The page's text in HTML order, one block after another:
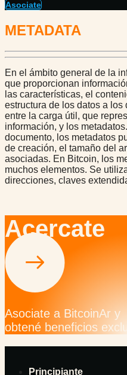
Asociate
METADATA
En el ámbito general de la
que proporcionan
las características, el
estructura de los datos a
entre la carga útil, que
información, y los
documento, los metadatos
de creación, el tamaño del
asociadas. En Bitcoin, los
muchos elementos. Se
direcciones, claves
Acercate
Asociate a BitcoinAr y
obtené beneficios
Principiante